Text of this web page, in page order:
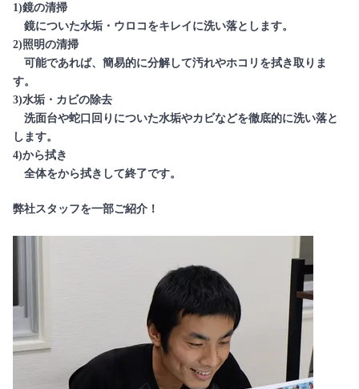
1)鏡の清掃
鏡についた水垢・ウロコをキレイに洗い落とします。
2)照明の清掃
可能であれば、簡易的に分解して汚れやホコリを拭き取りま
す。
3)水垢・カビの除去
洗面台や蛇口回りについた水垢やカビなどを徹底的に洗い落と
します。
4)から拭き
全体をから拭きして終了です。
弊社スタッフを一部ご紹介！